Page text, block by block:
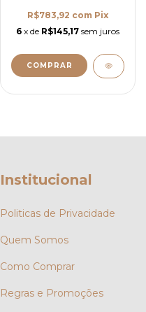
R$783,92 com Pix
6 x de R$145,17 sem juros
COMPRAR
Institucional
Politicas de Privacidade
Quem Somos
Como Comprar
Regras e Promoções